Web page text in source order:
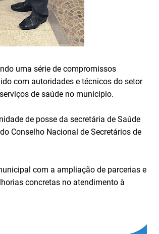
uma série de compromissos
com autoridades e técnicos do setor
de saúde no município.
de posse da secretária de Saúde
Conselho Nacional de Secretários de
com a ampliação de parcerias e
concretas no atendimento à